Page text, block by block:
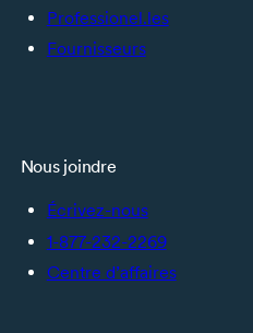
Professionel.les
Fournisseurs
Nous joindre
Écrivez-nous
1-877-232-2269
Centre d’affaires